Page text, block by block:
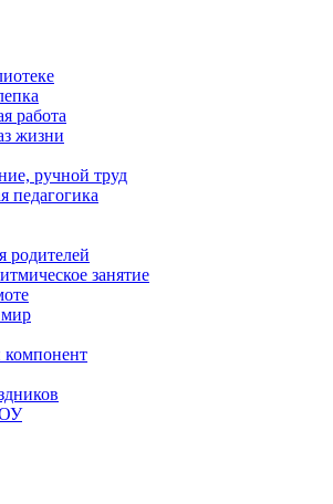
работа
жизни
ручной труд
педагогика
родителей
занятие
компонент